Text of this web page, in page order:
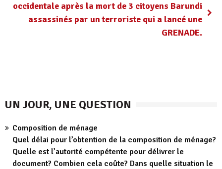
occidentale après la mort de 3 citoyens Barundi
assassinés par un terroriste qui a lancé une
GRENADE.
UN JOUR, UNE QUESTION
Composition de ménage
Quel délai pour l’obtention de la composition de ménage?
Quelle est l’autorité compétente pour délivrer le
document? Combien cela coûte? Dans quelle situation le